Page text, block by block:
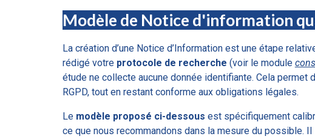
Modèle de Notice d'information
La création d’une Notice d’Information est une étape
rédigé votre protocole de recherche (voir le module
étude ne collecte aucune donnée identifiante. Cela
RGPD, tout en restant conforme aux obligations légales.
Le modèle proposé ci-dessous est spécifiquement
ce que nous recommandons dans la mesure du possible.